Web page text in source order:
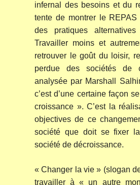
infernal des besoins et du
tente de montrer le REPAS
des pratiques
Travailler moins et
retrouver le goût du loisir,
perdue des sociétés de
analysée par Marshall
c’est d’une certaine façon
croissance ». C’est la
objectives de ce
société que doit se fixer la
société de décroissance.
« Changer la vie » (slogan
travailler à « un autre